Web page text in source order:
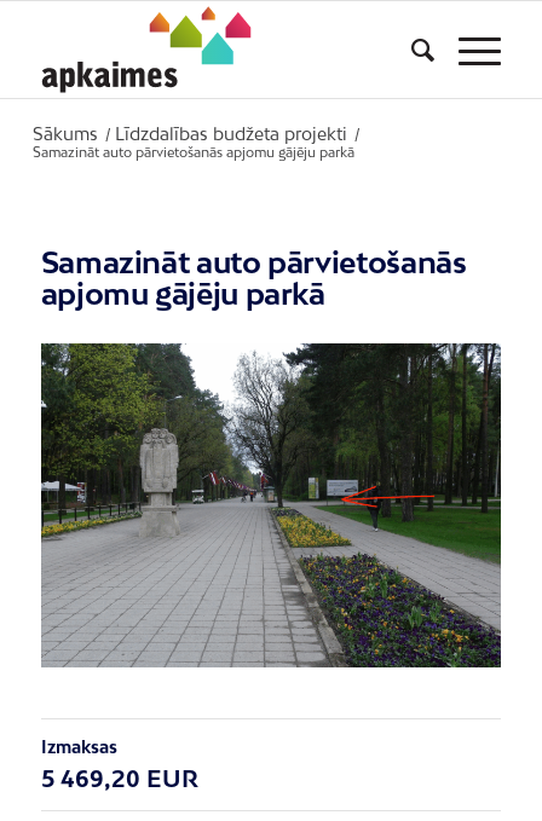
Sākums / Līdzdalības budžeta projekti
/
Samazināt auto pārvietošanās apjomu gājēju parkā
Samazināt auto pārvietošanās
apjomu gājēju parkā
Izmaksas
5 469,20 EUR